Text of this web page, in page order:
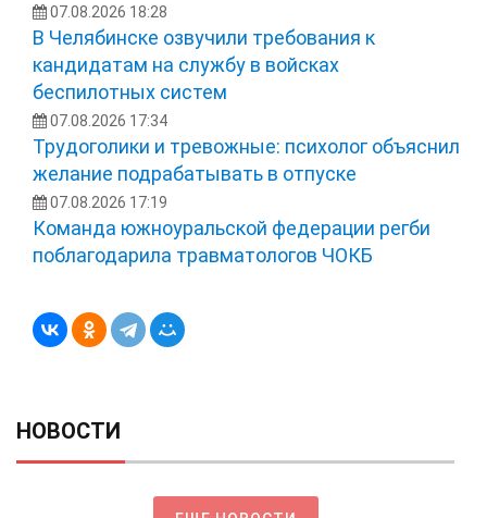
07.08.2026 18:28
В Челябинске озвучили требования к
кандидатам на службу в войсках
беспилотных систем
07.08.2026 17:34
Трудоголики и тревожные: психолог объяснил
желание подрабатывать в отпуске
07.08.2026 17:19
Команда южноуральской федерации регби
поблагодарила травматологов ЧОКБ
НОВОСТИ